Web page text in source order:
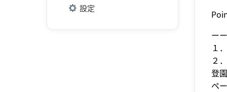
設定
ー
１
２
登
ペ